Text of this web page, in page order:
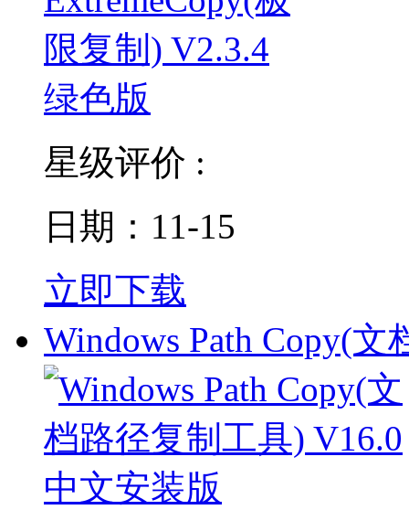
星级评价 :
日期：11-15
立即下载
Windows Path Copy(文